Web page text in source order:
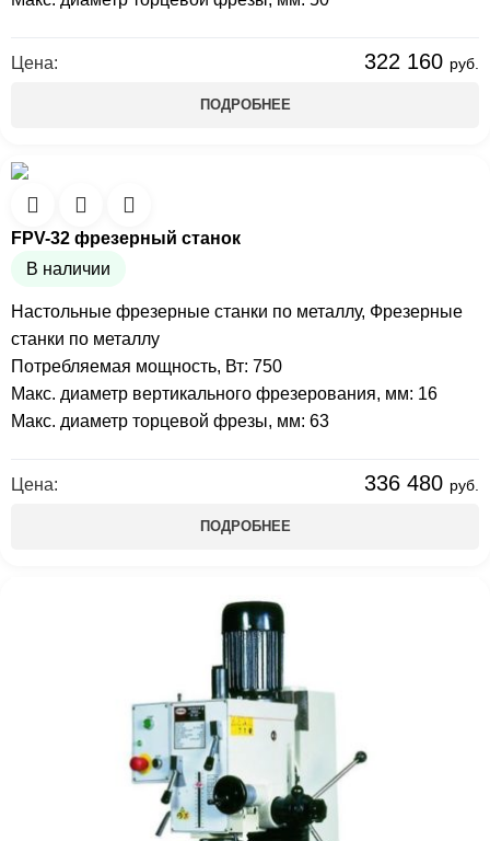
Цена: 322 160 руб.
ПОДРОБНЕЕ
FPV-32 фрезерный станок
В наличии
Настольные фрезерные станки по металлу, Фрезерные
станки по металлу
Цена: 336 480 руб.
Потребляемая мощность, Вт: 750
Макс. диаметр вертикального фрезерования, мм: 16
Макс. диаметр торцевой фрезы, мм: 63
ПОДРОБНЕЕ